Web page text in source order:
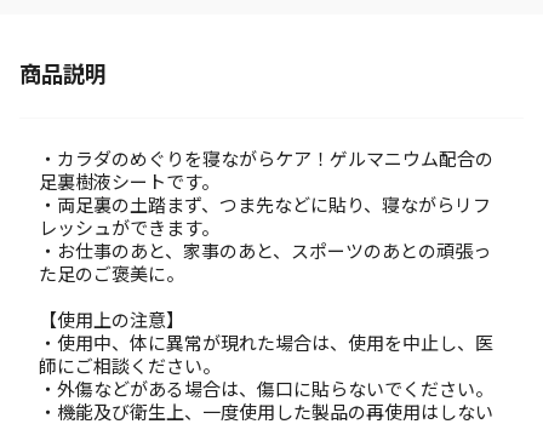
商品説明
・カラダのめぐりを寝ながらケア！ゲルマニウム配合の
足裏樹液シートです。
・両足裏の土踏まず、つま先などに貼り、寝ながらリフ
レッシュができます。
・お仕事のあと、家事のあと、スポーツのあとの頑張っ
た足のご褒美に。
【使用上の注意】
・使用中、体に異常が現れた場合は、使用を中止し、医
師にご相談ください。
・外傷などがある場合は、傷口に貼らないでください。
・機能及び衛生上、一度使用した製品の再使用はしない